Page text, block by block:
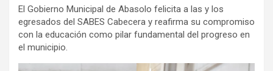
El Gobierno Municipal de Abasolo felicita a las y los
egresados del SABES Cabecera y reafirma su compromiso
con la educación como pilar fundamental del progreso en
el municipio.